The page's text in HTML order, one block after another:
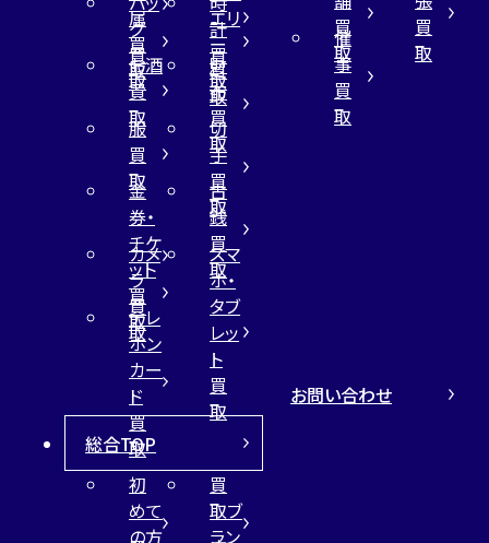
属
買
取
エリ
ー
買
取
グ
買
取
計
買
取
お酒
買
取
財
布
買
取
服
買
取
切
手
買
取
金
券・
チケ
ット
買
取
古
銭
買
取
カメ
ラ
買
取
スマ
ホ・
タブ
レッ
ト
買
取
テレ
ホン
カー
ド
買
取
買
取
買
取
催
事
買
取
総合TOP
初
めて
の方
買
取ブ
ラン
お問い合わせ